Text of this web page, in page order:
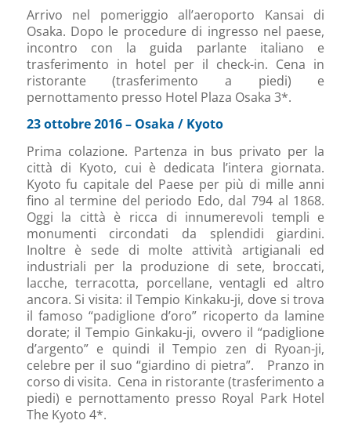
Arrivo nel pomeriggio all’aeroporto Kansai di
Osaka. Dopo le procedure di ingresso nel paese,
incontro con la guida parlante italiano e
trasferimento in hotel per il check-in. Cena in
ristorante (trasferimento a piedi) e
pernottamento presso Hotel Plaza Osaka 3*.
23 ottobre 2016 – Osaka / Kyoto
Prima colazione. Partenza in bus privato per la
città di Kyoto, cui è dedicata l’intera giornata.
Kyoto fu capitale del Paese per più di mille anni
fino al termine del periodo Edo, dal 794 al 1868.
Oggi la città è ricca di innumerevoli templi e
monumenti circondati da splendidi giardini.
Inoltre è sede di molte attività artigianali ed
industriali per la produzione di sete, broccati,
lacche, terracotta, porcellane, ventagli ed altro
ancora. Si visita: il Tempio Kinkaku-ji, dove si trova
il famoso “padiglione d’oro” ricoperto da lamine
dorate; il Tempio Ginkaku-ji, ovvero il “padiglione
d’argento” e quindi il Tempio zen di Ryoan-ji,
celebre per il suo “giardino di pietra”. Pranzo in
corso di visita. Cena in ristorante (trasferimento a
piedi) e pernottamento presso Royal Park Hotel
The Kyoto 4*.